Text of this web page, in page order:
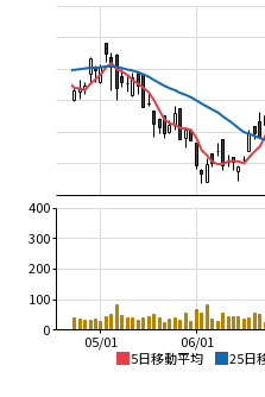
5日移動平均 25日
06/01
05/01
0
100
200
300
400